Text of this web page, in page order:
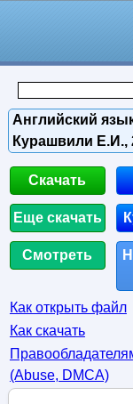
Английский
Курашвили Е.И.,
Скачать
Еще скачать
Смотреть
Как открыть файл
Как скачать
(Abuse, DMСA)